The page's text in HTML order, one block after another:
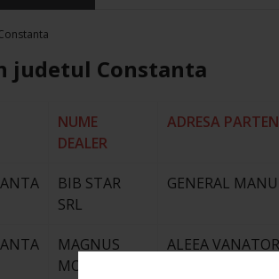
judetul Constanta
NUME
DEALER
ADRESA
BIB STAR
SRL
GENERAL
MAGNUS
MOUSE SRL
ALEEA